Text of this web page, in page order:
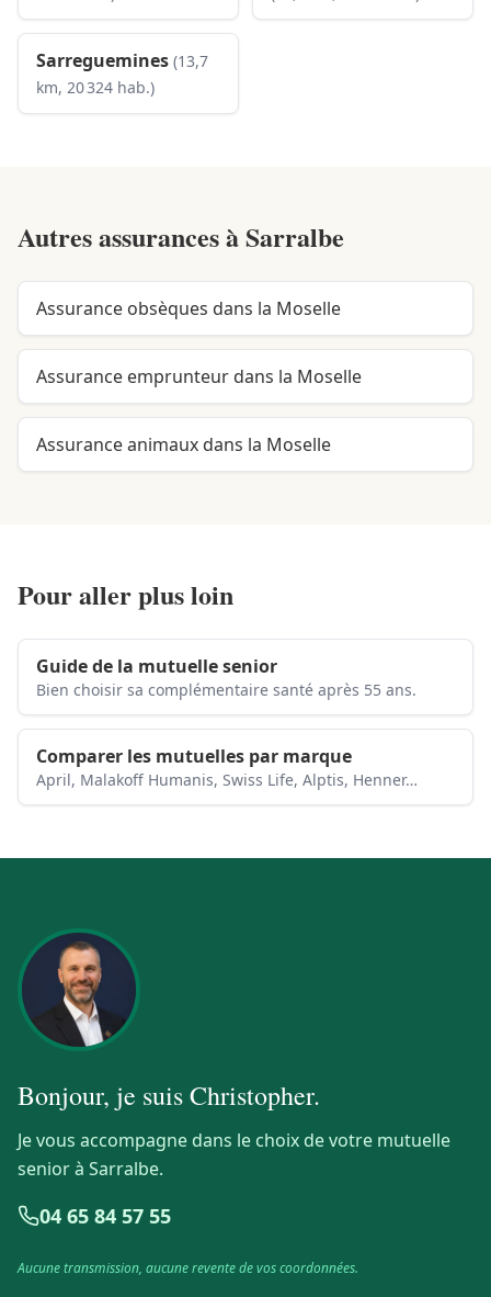
Sarreguemines (13,7
km, 20 324 hab.)
Autres assurances àSarralbe
Assurance obsèques dans la Moselle
Assurance emprunteur dans la Moselle
Assurance animaux dans la Moselle
Pour aller plus loin
Guide de la mutuelle senior
Bien choisir sa complémentaire santé après 55 ans.
Comparer les mutuelles par marque
April, Malakoff Humanis, Swiss Life, Alptis, Henner…
Bonjour, je suisChristopher.
Je vous accompagne dans le choix de votre mutuelle
senior à Sarralbe.
04 65 84 57 55
Aucune transmission, aucune revente de vos coordonnées.